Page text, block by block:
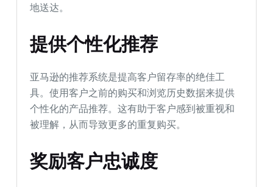
地送达。
提供个性化推荐
亚马逊的推荐系统是提高客户留存率的绝佳工
具。使用客户之前的购买和浏览历史数据来提供
个性化的产品推荐。这有助于客户感到被重视和
被理解，从而导致更多的重复购买。
奖励客户忠诚度